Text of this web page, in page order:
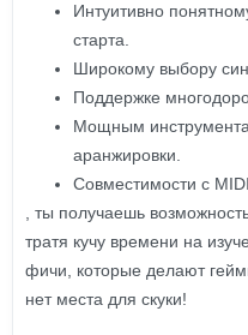
Интуитивно
старта.
Широкому выбору
Поддержке
Мощным
аранжировки.
Совместимости с
, ты получаешь
тратя кучу времени на
фичи, которые делают
нет места для скуки!